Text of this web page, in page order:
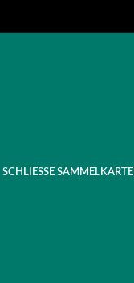
SCHLIESSE SAMMELKARTEN